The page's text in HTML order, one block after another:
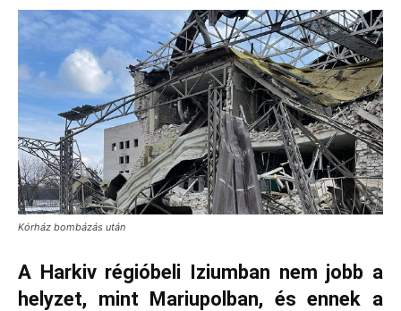
Kórház bombázás után
A Harkiv régióbeli Iziumban nem jobb a
helyzet, mint Mariupolban, és ennek a